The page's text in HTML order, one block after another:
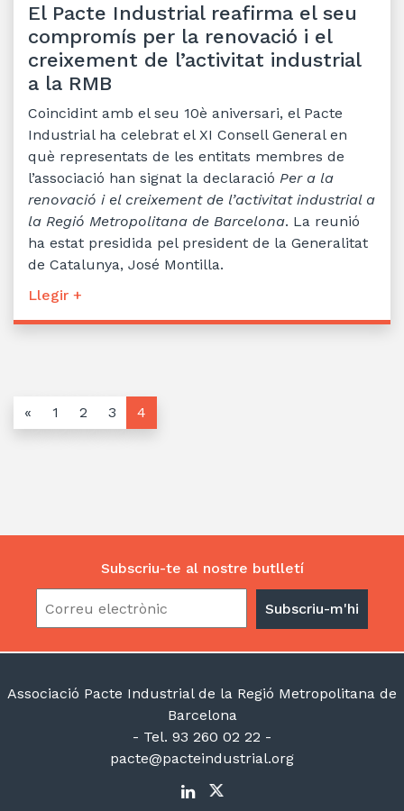
El Pacte Industrial reafirma el seu
compromís per la renovació i el
creixement de l’activitat industrial
a la RMB
Coincidint amb el seu 10è aniversari, el Pacte
Industrial ha celebrat el XI Consell General en
què representats de les entitats membres de
l’associació han signat la declaració Per a la
renovació i el creixement de l’activitat industrial a
la Regió Metropolitana de Barcelona. La reunió
ha estat presidida pel president de la Generalitat
de Catalunya, José Montilla.
Llegir +
« 1 2 3 4
Subscriu-te al nostre butlletí
Associació Pacte Industrial de la Regió Metropolitana de
Barcelona
- Tel. 93 260 02 22 -
pacte@pacteindustrial.org